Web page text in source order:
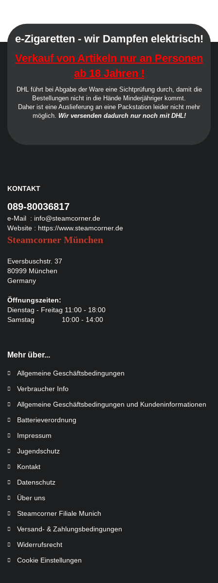
e-Zigaretten - wir Dampfen elektrisch!
Verkauf von Artikeln nur an Personen
ab 18 Jahren !
DHL führt bei Abgabe der Ware eine Sichtprüfung durch, damit die
Bestellungen nicht in die Hände Minderjähriger kommt.
Daher ist eine Auslieferung an eine Packstation leider nicht mehr
möglich. Wir versenden dadurch nur noch mit DHL!
KONTAKT
089-80036817
e-Mail : info@steamcorner.de
Website : https://www.steamcorner.de
Steamcorner München
Eversbuschstr. 37
80999 München
Germany
Öffnungszeiten:
Dienstag - Freitag 11:00 - 18:00
Samstag 10:00 - 14:00
Mehr über...
Allgemeine Geschäftsbedingungen
Verbraucher Info
Allgemeine Geschäftsbedingungen und Kundeninformationen
Batterieverordnung
Impressum
Jugendschutz
Kontakt
Datenschutz
Über uns
Steamcorner Filiale Munich
Versand- & Zahlungsbedingungen
Widerrufsrecht
Cookie Einstellungen